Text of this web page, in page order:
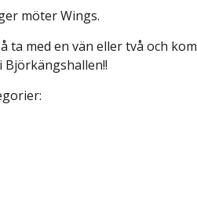
möter Wings.
ta med en vän eller två och kom